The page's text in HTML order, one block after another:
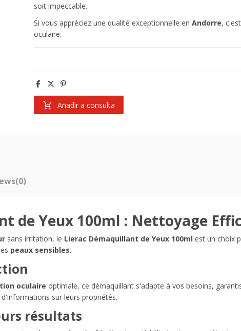
soit impeccable.
Si vous appréciez une qualité exceptionnelle en Andorre,
oculaire.
Añadir a consulta
(0)
de Yeux 100ml : Nettoyage
sans irritation, le Lierac Démaquillant de Yeux 100ml est un choix
peaux sensibles.
oculaire optimale, ce démaquillant s'adapte à vos besoins,
sur leurs propriétés.
résultats